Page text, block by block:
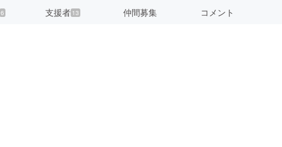
6 支援者 13 仲間募集 コメント